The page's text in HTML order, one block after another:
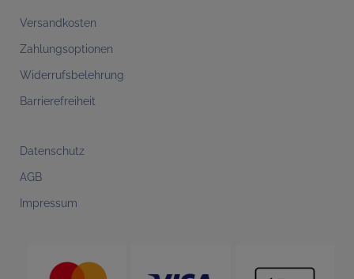
Versandkosten
Zahlungsoptionen
Widerrufsbelehrung
Barrierefreiheit
Datenschutz
AGB
Impressum